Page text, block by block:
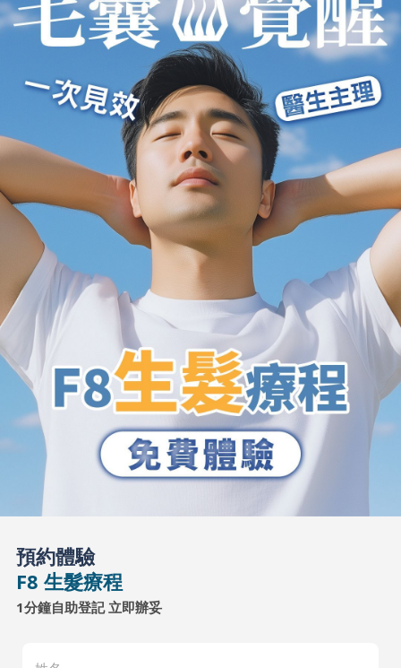
預約體驗
F8 生髮療程
1分鐘自助登記 立即辦妥